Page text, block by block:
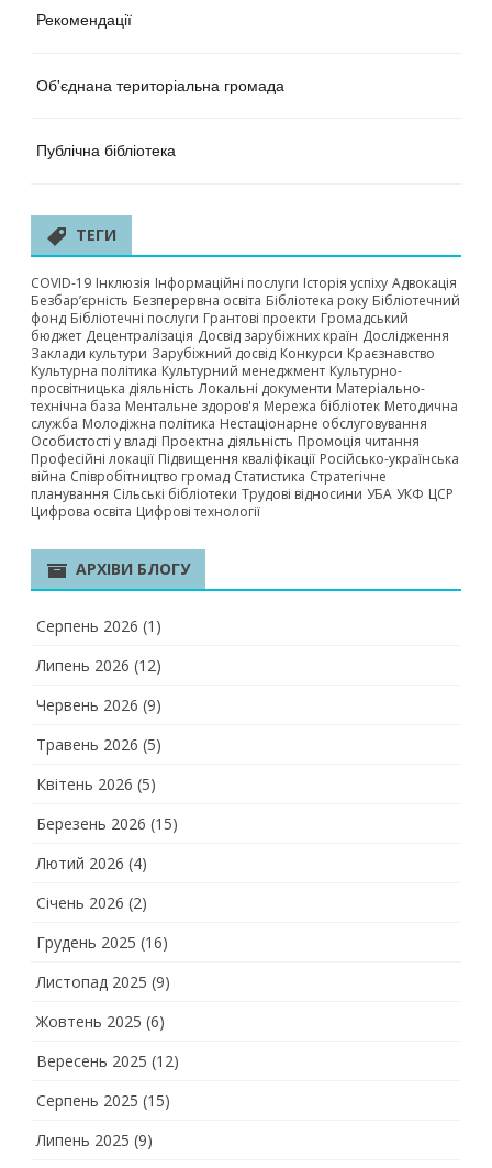
Рекомендації
Об'єднана територіальна громада
Публічна бібліотека
ТЕГИ
COVID-19 Інклюзія Інформаційні послуги Історія успіху Адвокація
Безбар’єрність Безперервна освіта Бібліотека року Бібліотечний
фонд Бібліотечні послуги Грантові проекти Громадський
бюджет Децентралізація Досвід зарубіжних країн Дослідження
Заклади культури Зарубіжний досвід Конкурси Краєзнавство
Культурна політика Культурний менеджмент Культурно-
просвітницька діяльність Локальні документи Матеріально-
технічна база Ментальне здоров'я Мережа бібліотек Методична
служба Молодіжна політика Нестаціонарне обслуговування
Особистості у владі Проектна діяльність Промоція читання
Професійні локації Підвищення кваліфікації Російсько-українська
війна Співробітництво громад Статистика Стратегічне
планування Сільські бібліотеки Трудові відносини УБА УКФ ЦСР
Цифрова освіта Цифрові технології
АРХІВИ БЛОГУ
Серпень 2026 (1)
Липень 2026 (12)
Червень 2026 (9)
Травень 2026 (5)
Квітень 2026 (5)
Березень 2026 (15)
Лютий 2026 (4)
Січень 2026 (2)
Грудень 2025 (16)
Листопад 2025 (9)
Жовтень 2025 (6)
Вересень 2025 (12)
Серпень 2025 (15)
Липень 2025 (9)